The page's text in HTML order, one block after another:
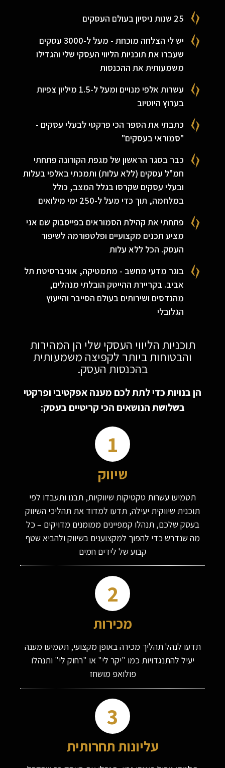
25 שנות ניסיון בעולם העסקים
יש לי הצלחה מוכחת - מעל ל-3000 עסקים
שעברו את תוכניות הליווי העסקי שלי והגדילו
משמעותית את ההכנסות
עשרות אלפי מנויים ומעל ל-1.5 מיליון צפיות
בערוץ היוטיוב
כתבתי את הספר הכי פרקטי לבעלי עסקים -
"סמוראי בעסקים"
כבר בסגר הראשון של מגפת הקורונה פתחתי
חמ"ל עסקים (ללא עלות) ותמכתי באלפי בעלות
ובעלי עסקים שקרסו בגלל המצב, כולל
במלחמה, תוך כדי מעל ל-250 ימי מילואים
פתחתי את קהילת הסמוראים בפייסבוק שם אני
מציע תכנים מקצועיים ופלטפורמה לשיפור
העסק. הכל ללא עלות
בוגר מדעי מחשב - מתמטיקה, אוניברסיטת תל
אביב. בקריירת ההייטק הובלתי מנהלים,
מהנדסים ושירותים בעולם הסייבר והייעוץ
הגלובלי
תוכניות הליווי העסקי שלי הן המהירות
והבטוחות ביותר לקפיצה משמעותית
בהכנסות העסק.
הן בנויות כדי לתת לכם מענה אפקטיבי ופרקטי
בשלושת הנושאים הכי קריטיים בעסק:
1
שיווק
תטמיעו עשרות טקטיקות שיווקיות, תבנו ותעבדו לפי
תוכנית שיווקית יעילה, תדעו למדוד את תהליכי השיווק
בעסק שלכם, תנהלו קמפיינים ממומנים מדויקים – כל
מה שנדרש כדי להפוך למקצוענים בשיווק ולהביא שטף
קבוע של לידים חמים
2
מכירות
תדעו לנהל תהליך מכירה באופן מקצועי, תטמיעו מענה
יעיל להתנגדויות כמו "יקר לי" או "רחוק לי" ותנהלו
פולואפ מושחז
3
עליונות תחרותית